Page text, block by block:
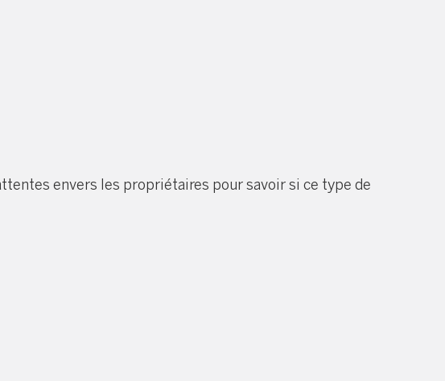
envers les propriétaires pour savoir si ce type de